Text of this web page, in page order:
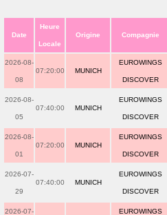
Date
Heure
Locale
Origine Compagnie
2026-08-
08
07:20:00 MUNICH
EUROWINGS
DISCOVER
2026-08-
05
07:40:00 MUNICH
EUROWINGS
DISCOVER
2026-08-
01
07:20:00 MUNICH
EUROWINGS
DISCOVER
2026-07-
29
07:40:00 MUNICH
EUROWINGS
DISCOVER
2026-07- EUROWINGS